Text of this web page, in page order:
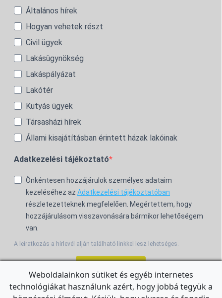
Általános hírek
Hogyan vehetek részt
Civil ügyek
Lakásügynökség
Lakáspályázat
Lakótér
Kutyás ügyek
Társasházi hírek
Állami kisajátításban érintett házak lakóinak
Adatkezelési tájékoztató
Önkéntesen hozzájárulok személyes adataim
kezeléséhez az Adatkezelési tájékoztatóban
részletezetteknek megfelelően. Megértettem, hogy
hozzájárulásom visszavonására bármikor lehetőségem
van.
A leiratkozás a hírlevél alján található linkkel lesz lehetséges.
For the English Newsletter, clickHERE.
Weboldalainkon sütiket és egyéb internetes
technológiákat használunk azért, hogy jobbá tegyük a